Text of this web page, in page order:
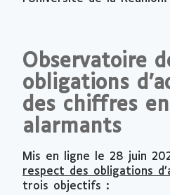
Observatoire
obligations
des chiffres
alarmants
Mis en ligne le 28 juin
respect des obligations
trois objectifs :